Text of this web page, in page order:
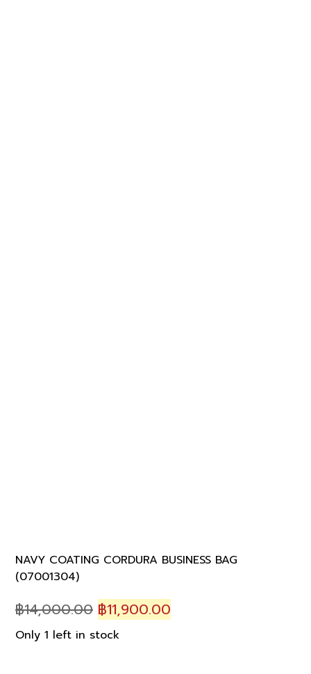
NAVY COATING CORDURA BUSINESS BAG
(07001304)
฿14,000.00 Original
price
฿11,900.00
Only 1 left in stock